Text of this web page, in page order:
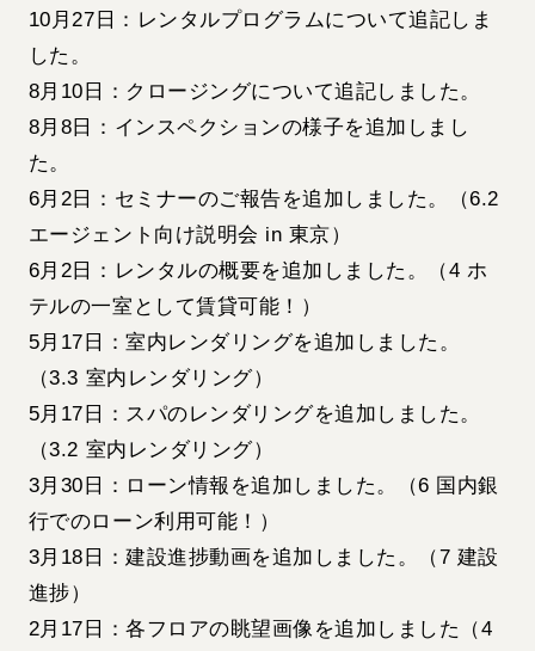
10月27日：レンタルプログラムについて追記しま
した。
8月10日：クロージングについて追記しました。
8月8日：インスペクションの様子を追加しまし
た。
6月2日：セミナーのご報告を追加しました。（6.2
エージェント向け説明会 in 東京）
6月2日：レンタルの概要を追加しました。（4 ホ
テルの一室として賃貸可能！）
5月17日：室内レンダリングを追加しました。
（3.3 室内レンダリング）
5月17日：スパのレンダリングを追加しました。
（3.2 室内レンダリング）
3月30日：ローン情報を追加しました。（6 国内銀
行でのローン利用可能！）
3月18日：建設進捗動画を追加しました。（7 建設
進捗）
2月17日：各フロアの眺望画像を追加しました（4